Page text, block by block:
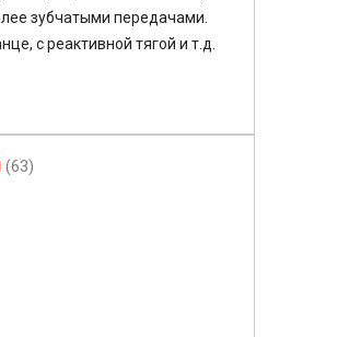
зубчатыми передачами.
с реактивной тягой и т.д.
(63)